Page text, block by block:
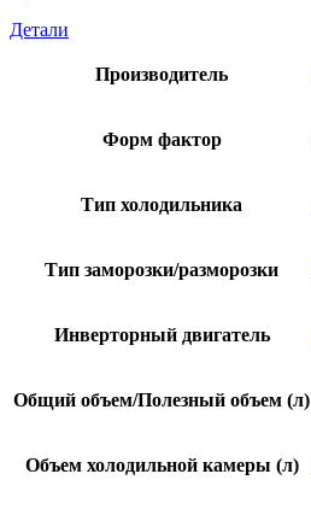
Детали
Производитель
Форм фактор
Тип холодильника
Тип заморозки/разморозки
Инверторный двигатель
Общий объем/Полезный объем (л)
Объем холодильной камеры (л)